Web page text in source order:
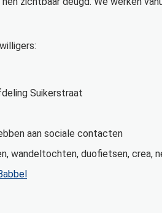
Suikerstraat
aan sociale contacten
wandeltochten, duofietsen, crea,